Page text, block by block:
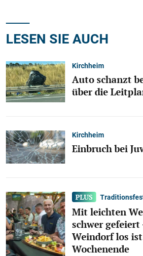
LESEN SIE AUCH
Kirchheim
Auto schanzt
über die
Kirchheim
Einbruch bei
Mit leichten
schwer gefeiert
Weindorf los
Wochenende